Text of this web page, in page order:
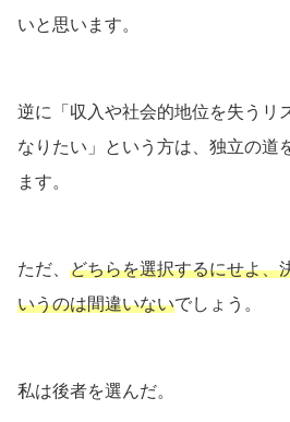
いと思います。
逆に「収入や社会的地位を失うリ
なりたい」という方は、独立の道
ます。
ただ、 どちらを選択するにせよ、
いうのは間違いないでしょう。
私は後者を選んだ。